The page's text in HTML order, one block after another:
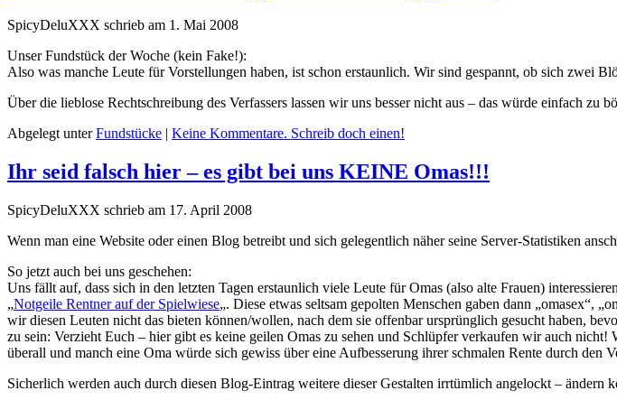
SpicyDeluXXX schrieb am 1. Mai 2008
Unser Fundstück der Woche (kein Fake!):
Also was manche Leute für Vorstellungen haben, ist schon erstaunlich. Wir sind gespannt, ob sich zwei
Über die lieblose Rechtschreibung des Verfassers lassen wir uns besser nicht aus – das würde einfach zu
Abgelegt unterFundstücke | Keine Kommentare. Schreib doch einen!
Ihr seid falsch hier – es gibt bei uns KEINE Omas!!!
SpicyDeluXXX schrieb am 17. April 2008
Wenn man eine Website oder einen Blog betreibt und sich gelegentlich näher seine Server-Statistiken
So jetzt auch bei uns geschehen:
Uns fällt auf, dass sich in den letzten Tagen erstaunlich viele Leute für Omas (also alte Frauen)
„Notgeile Rentner auf der Spielwiese„. Diese etwas seltsam gepolten Menschen gaben dann „omasex“,
wir diesen Leuten nicht das bieten können/wollen, nach dem sie offenbar ursprünglich gesucht haben,
zu sein: Verzieht Euch – hier gibt es keine geilen Omas zu sehen und Schlüpfer verkaufen wir auch
überall und manch eine Oma würde sich gewiss über eine Aufbesserung ihrer schmalen Rente durch den
Sicherlich werden auch durch diesen Blog-Eintrag weitere dieser Gestalten irrtümlich angelockt – ändern